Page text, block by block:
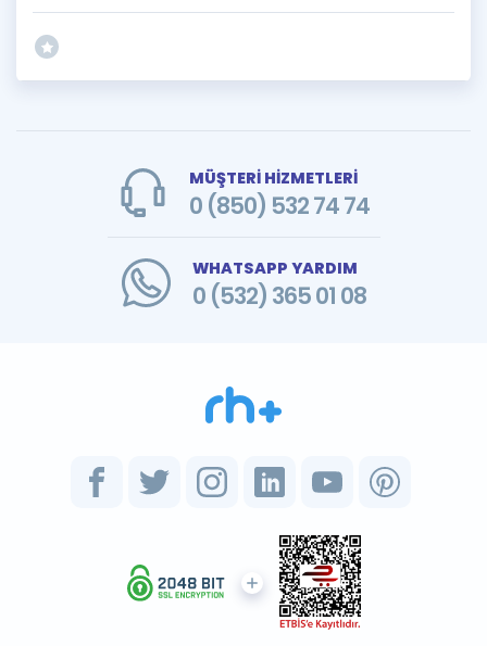
MÜŞTERİ HİZMETLERİ
0 (850) 532 74 74
WHATSAPP YARDIM
0 (532) 365 01 08